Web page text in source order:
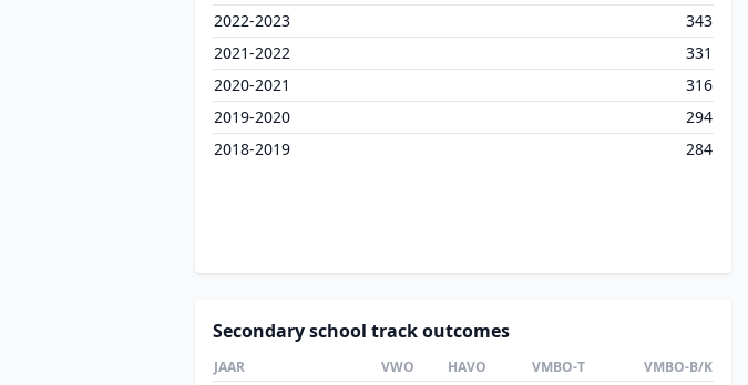
2022-2023
343
2021-2022
331
2020-2021
316
2019-2020
294
2018-2019
284
Secondary school track outcomes
JAAR VWO HAVO VMBO-T VMBO-B/K